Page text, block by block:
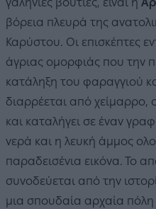
βόρεια πλευρά της
Καρύστου. Οι επισκέπτες
άγριας ομορφιάς που την
κατάληξη του φαραγγιού
διαρρέεται από χείμαρρο,
και καταλήγει σε έναν
νερά και η λευκή άμμος
παραδεισένια εικόνα. Το
συνοδεύεται από την
μια σπουδαία αρχαία